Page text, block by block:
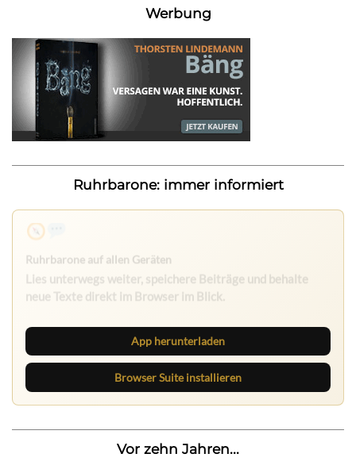
Werbung
Ruhrbarone: immer informiert
Nichts mehr verpassen
Die Ruhrbarone-App bringt den Blog aufs Handy. Die
Browser Suite hält dich am Desktop auf dem Laufenden.
App herunterladen
Browser Suite installieren
Vor zehn Jahren...